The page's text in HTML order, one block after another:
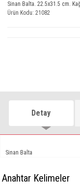
Sinan Balta. 22.5x31.5 cm.
Ürün Kodu: 21082
Detay
Sinan Balta
Anahtar Kelimeler